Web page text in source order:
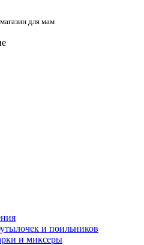
для мам
и поильников
и миксеры